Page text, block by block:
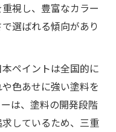
視し、豊富なカラー
選ばれる傾向があり
ペイントは全国的に
色あせに強い塗料を
は、塗料の開発段階
しているため、三重